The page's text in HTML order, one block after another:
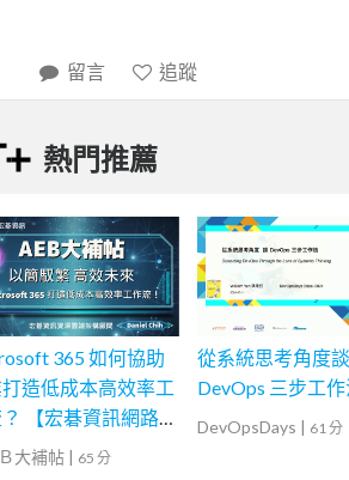
留言 追蹤
熱門推薦
365 如何協助
造低成本高效率工
【宏碁資訊網路
大補帖 | 65 分
從系統思考角度談
DevOps 三步工
DevOpsDays | 61 分